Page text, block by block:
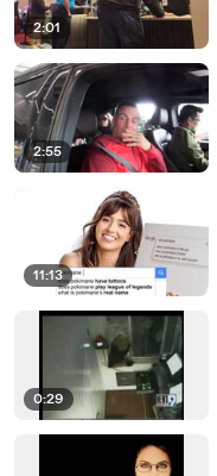
2:01
2:55
11:13
0:29